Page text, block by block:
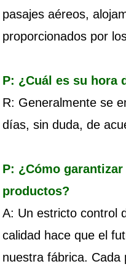
pasajes aéreos,
proporcionados por
P: ¿Cuál es su hora
R: Generalmente se
días, sin duda, de
P: ¿Cómo
productos?
A: Un estricto control
calidad hace que el
nuestra fábrica.